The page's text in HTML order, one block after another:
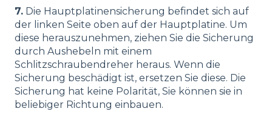
7. Die Hauptplatinensicherung befindet sich auf
der linken Seite oben auf der Hauptplatine. Um
diese herauszunehmen, ziehen Sie die Sicherung
durch Aushebeln mit einem
Schlitzschraubendreher heraus. Wenn die
Sicherung beschädigt ist, ersetzen Sie diese. Die
Sicherung hat keine Polarität, Sie können sie in
beliebiger Richtung einbauen.